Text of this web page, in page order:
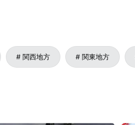
関西地方 関東地方